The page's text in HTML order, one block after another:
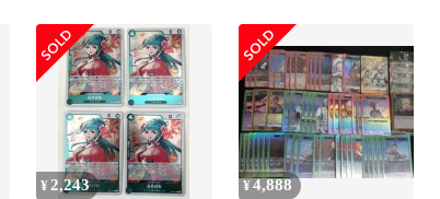
條 キサラ
¥ 2,243 ¥4,888